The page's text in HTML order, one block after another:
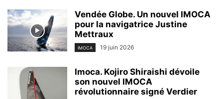
Vendée Globe. Un nouvel IMOCA
pour la navigatrice Justine
Mettraux
IMOCA 19 juin 2026
Imoca. Kojiro Shiraishi dévoile
son nouvel IMOCA
révolutionnaire signé Verdier